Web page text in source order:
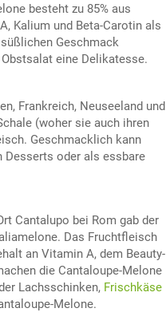
besteht zu 85% aus
Kalium und Beta-Carotin als
Geschmack
eine Delikatesse.
Frankreich, Neuseeland und
(woher sie auch ihren
Geschmacklich kann
Desserts oder als essbare
Cantalupo bei Rom gab der
Das Fruchtfleisch
an Vitamin A, dem Beauty-
die Cantaloupe-Melone
Lachsschinken, Frischkäse
Melone.